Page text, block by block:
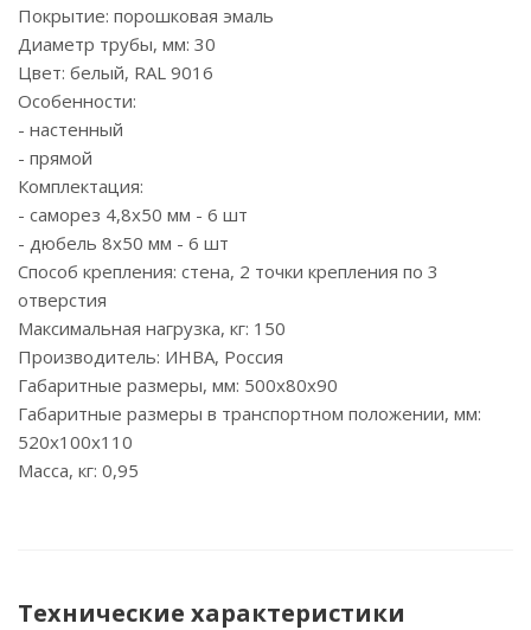
Покрытие: порошковая эмаль
Диаметр трубы, мм: 30
Цвет: белый, RAL 9016
Особенности:
- настенный
- прямой
Комплектация:
- саморез 4,8х50 мм - 6 шт
- дюбель 8х50 мм - 6 шт
Способ крепления: стена, 2 точки крепления по 3
отверстия
Максимальная нагрузка, кг: 150
Производитель: ИНВА, Россия
Габаритные размеры, мм: 500х80х90
Габаритные размеры в транспортном положении, мм:
520х100х110
Масса, кг: 0,95
Технические характеристики